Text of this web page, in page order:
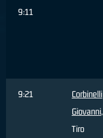
9:11
9:21
Corbinelli
Giovanni,
Tiro